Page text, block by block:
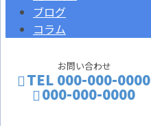
ブログ
コラム
お問い合わせ
TEL 000-000-0000
000-000-0000